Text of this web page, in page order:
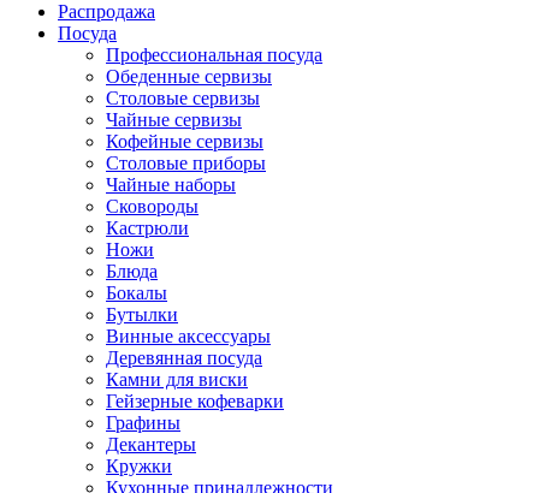
Распродажа
Посуда
Профессиональная посуда
Обеденные сервизы
Столовые сервизы
Чайные сервизы
Кофейные сервизы
Столовые приборы
Чайные наборы
Сковороды
Кастрюли
Ножи
Блюда
Бокалы
Бутылки
Винные аксессуары
Деревянная посуда
Камни для виски
Гейзерные кофеварки
Графины
Декантеры
Кружки
Кухонные принадлежности